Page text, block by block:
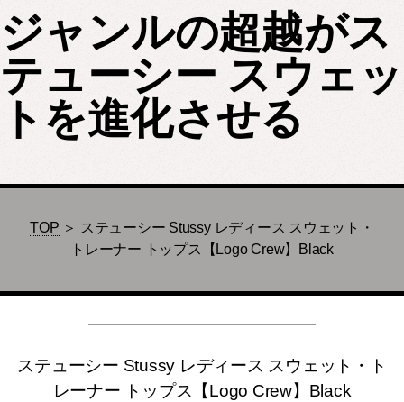
ジャンルの超越がス
テューシー スウェッ
トを進化させる
TOP ＞ ステューシー Stussy レディース スウェット・
トレーナー トップス【Logo Crew】Black
ステューシー Stussy レディース スウェット・ト
レーナー トップス【Logo Crew】Black